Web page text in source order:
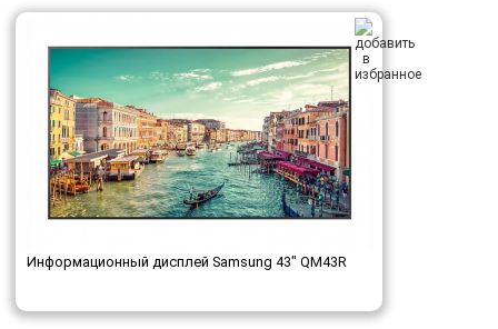
Информационный дисплей Samsung 43" QM43R